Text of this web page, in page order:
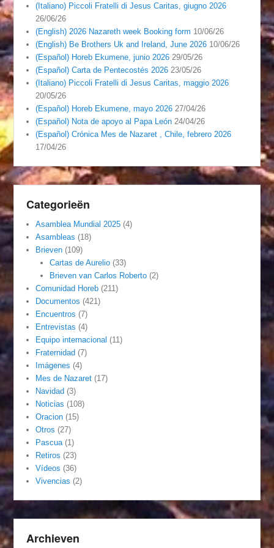
(Italiano) Piccoli Fratelli di Jesus Caritas, giugno 2026
26/06/26
(English) 2026 Nazareth week Booking form 10/06/26
(English) Be Brothers Uk and Ireland, June 2026 10/06/26
(Español) Horeb Ekumene, junio 2026 29/05/26
(Español) Carta de Pentecostés 2026 23/05/26
(Italiano) Piccoli Fratelli di Jesus Caritas, maggio 2026
20/05/26
(Español) Horeb Ekumene, mayo 2026 27/04/26
(Español) Nota de apoyo al Papa León 24/04/26
(Español) Crónica Mes de Nazaret , Chile, febrero 2026
17/04/26
Categorieën
Asamblea Mundial 2025 (4)
Asambleas (18)
Brieven (109)
Cartas de Aurelio(33)
Brieven van Carlos Roberto(2)
Comunidad Horeb (211)
Documentos (421)
Encuentros (7)
Entrevistas (4)
Equipo internacional (11)
Fraternidad (7)
Imágenes (4)
Mes de Nazaret (17)
Navidad (3)
Noticias (108)
Oracion (15)
Otros (27)
Pascua (1)
Retiros (23)
Vídeos (36)
Vivencias (2)
Archieven